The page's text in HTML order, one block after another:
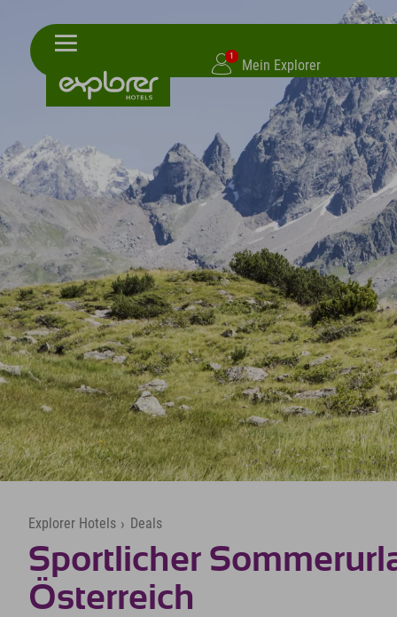
1
Mein Explorer
Explorer Hotels › Deals
Sportlicher
Österreich